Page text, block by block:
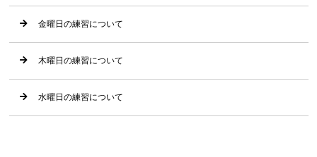
金曜日の練習について
木曜日の練習について
水曜日の練習について